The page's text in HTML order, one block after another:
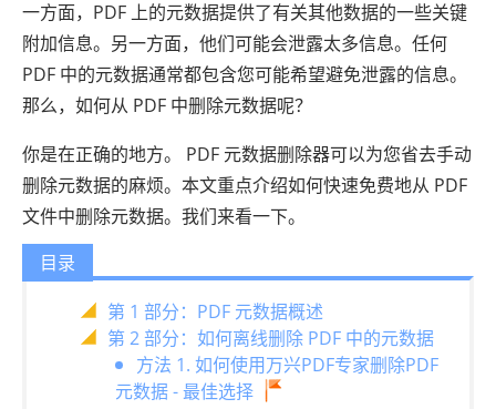
一方面，PDF 上的元数据提供了有关其他数据的一些关键
附加信息。另一方面，他们可能会泄露太多信息。任何
PDF 中的元数据通常都包含您可能希望避免泄露的信息。
那么，如何从 PDF 中删除元数据呢？
你是在正确的地方。 PDF 元数据删除器可以为您省去手动
删除元数据的麻烦。本文重点介绍如何快速免费地从 PDF
文件中删除元数据。我们来看一下。
目录
第 1 部分：PDF 元数据概述
第 2 部分：如何离线删除 PDF 中的元数据
方法 1. 如何使用万兴PDF专家删除PDF
元数据 - 最佳选择